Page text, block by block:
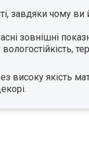
завдяки чому
зовнішні
високу якість